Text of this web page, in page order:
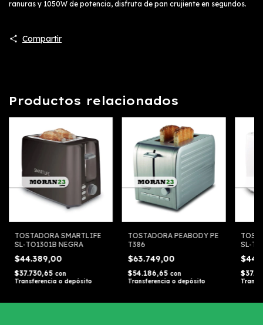
ranuras y 1050W de potencia, disfruta de pan crujiente en segundos.
Compartir
Productos relacionados
TOSTADORA SMARTLIFE
SL-TO1301B NEGRA
$44.389,00
$37.730,65 con
Transferencia o depósito
TOSTADORA PEABODY PE
T386
$63.749,00
$54.186,65 con
Transferencia o depósito
SL-